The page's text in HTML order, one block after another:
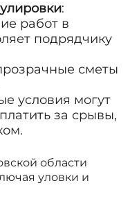
:
работ в
подрядчику
сметы
условия могут
за срывы,
области
уловки и